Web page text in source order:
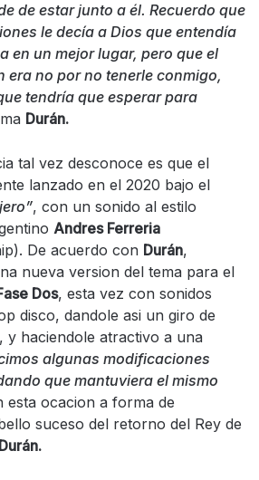
de estar junto a él. Recuerdo que
le decía a Dios que entendía
en un mejor lugar, pero que el
era no por no tenerle conmigo,
tendría que esperar para
Durán.
tal vez desconoce es que el
lanzado en el 2020 bajo el
, con un sonido al estilo
Andres Ferreria
De acuerdo con Durán,
nueva version del tema para el
Dos, esta vez con sonidos
disco, dandole asi un giro de
y haciendole atractivo a una
algunas modificaciones
que mantuviera el mismo
esta ocacion a forma de
suceso del retorno del Rey de
Durán.